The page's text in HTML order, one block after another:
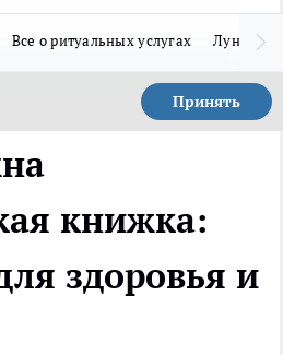
Все о ритуальных услугах Лунно-
Принять
книжка:
здоровья и